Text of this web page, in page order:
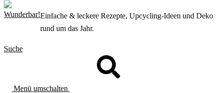
Einfache & leckere Rezepte, Upcycling-Ideen und Deko
rund um das Jahr.
Suche
Menü umschalten